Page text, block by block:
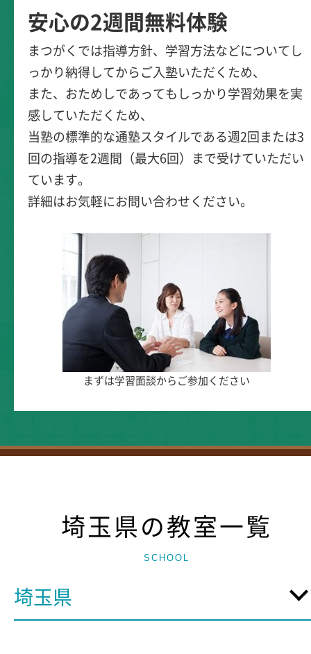
安心の2週間無料体験
まつがくでは指導方針、学習方法などについてし
っかり納得してからご入塾いただくため、
また、おためしであってもしっかり学習効果を実
感していただくため、
当塾の標準的な通塾スタイルである週2回または3
回の指導を2週間（最大6回）まで受けていただい
ています。
詳細はお気軽にお問い合わせください。
まずは学習面談からご参加ください
埼玉県の教室一覧
SCHOOL
埼玉県